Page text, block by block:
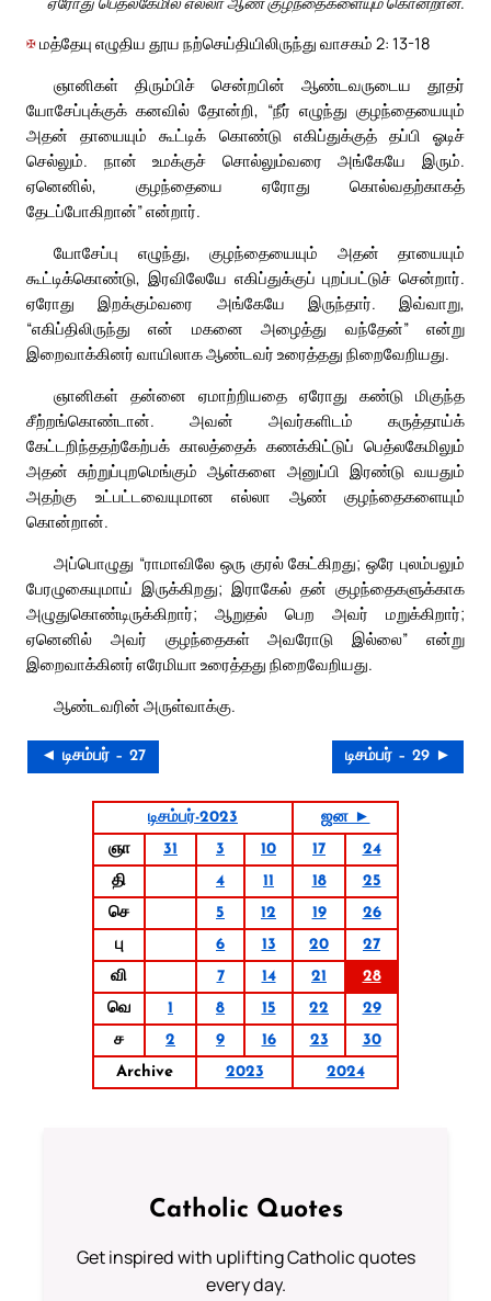
✠மத்தேயு எழுதிய தூய நற்செய்தியிலிருந்து வாசகம் 2: 13-18
ஞானிகள் திரும்பிச் சென்றபின் ஆண்டவருடைய தூதர்
யோசேப்புக்குக் கனவில் தோன்றி, “நீர் எழுந்து குழந்தையையும்
அதன் தாயையும் கூட்டிக் கொண்டு எகிப்துக்குத் தப்பி ஓடிச்
செல்லும். நான் உமக்குச் சொல்லும்வரை அங்கேயே இரும்.
ஏனெனில், குழந்தையை ஏரோது கொல்வதற்காகத்
தேடப்போகிறான்” என்றார்.
யோசேப்பு எழுந்து, குழந்தையையும் அதன் தாயையும்
கூட்டிக்கொண்டு, இரவிலேயே எகிப்துக்குப் புறப்பட்டுச் சென்றார்.
ஏரோது இறக்கும்வரை அங்கேயே இருந்தார். இவ்வாறு,
“எகிப்திலிருந்து என் மகனை அழைத்து வந்தேன்” என்று
இறைவாக்கினர் வாயிலாக ஆண்டவர் உரைத்தது நிறைவேறியது.
ஞானிகள் தன்னை ஏமாற்றியதை ஏரோது கண்டு மிகுந்த
சீற்றங்கொண்டான். அவன் அவர்களிடம் கருத்தாய்க்
கேட்டறிந்ததற்கேற்பக் காலத்தைக் கணக்கிட்டுப் பெத்லகேமிலும்
அதன் சுற்றுப்புறமெங்கும் ஆள்களை அனுப்பி இரண்டு வயதும்
அதற்கு உட்பட்டவையுமான எல்லா ஆண் குழந்தைகளையும்
கொன்றான்.
அப்பொழுது “ராமாவிலே ஒரு குரல் கேட்கிறது; ஒரே புலம்பலும்
பேரழுகையுமாய் இருக்கிறது; இராகேல் தன் குழந்தைகளுக்காக
அழுதுகொண்டிருக்கிறார்; ஆறுதல் பெற அவர் மறுக்கிறார்;
ஏனெனில் அவர் குழந்தைகள் அவரோடு இல்லை” என்று
இறைவாக்கினர் எரேமியா உரைத்தது நிறைவேறியது.
ஆண்டவரின் அருள்வாக்கு.
◄ டிசம்பர் – 27 டிசம்பர் – 29 ►
டிசம்பர்-2023
ஜன ►
ஞா
31 3 10 17
24
தி
4 11 18
25
செ
5 12 19
26
பு
6 13 20
27
வி
7 14 21
28
வெ
1 8 15 22
29
ச
2 9 16 23
30
Archive
2023 2024
Catholic Quotes
Get inspired with uplifting Catholic quotes
every day.